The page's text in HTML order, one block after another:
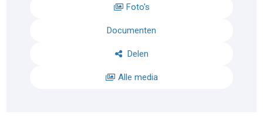
Foto's
Documenten
Delen
Alle media